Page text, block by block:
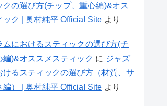
クの選び方(チップ、重心編)&オス
ック | 奥村純平 Official Site より
ムにおけるスティックの選び方(チ
編)&オススメスティック に ジャズ
けるスティックの選び方（材質、サ
編） | 奥村純平 Official Site より